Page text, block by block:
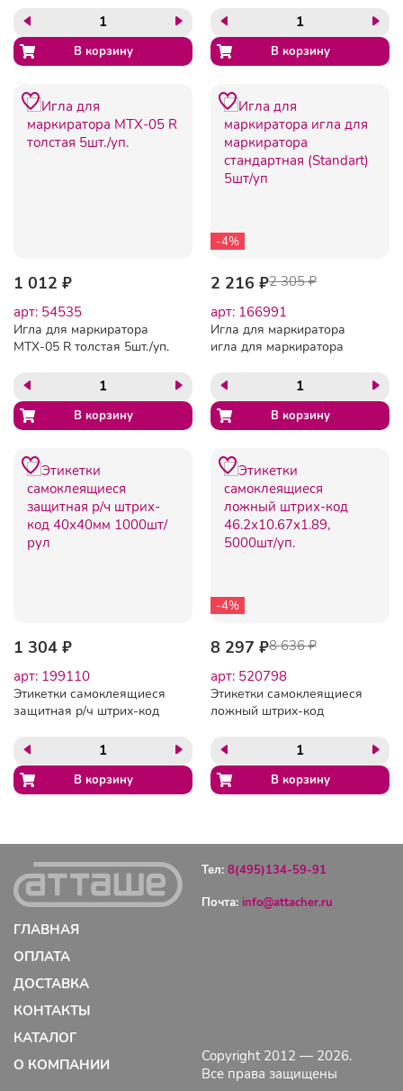
1 012 ₽
арт: 54535
Игла для маркиратора
MTX-05 R толстая 5шт./уп.
-4%
2 216 ₽2 305 ₽
арт: 166991
Игла для маркиратора
игла для маркиратора
5шт/уп
1 304 ₽
арт: 199110
Этикетки самоклеящиеся
защитная р/ч штрих-код
-4%
8 297 ₽8 636 ₽
арт: 520798
Этикетки самоклеящиеся
ложный штрих-код
уп.
Тел: 8(495)134-59-91
Почта: info@attacher.ru
ГЛАВНАЯ
ОПЛАТА
ДОСТАВКА
КОНТАКТЫ
КАТАЛОГ
О КОМПАНИИ
Copyright 2012 — 2026.
Все права защищены